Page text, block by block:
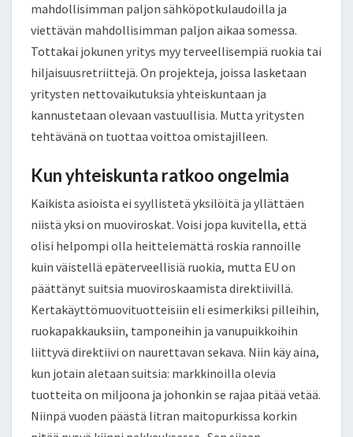
mahdollisimman paljon sähköpotkulaudoilla ja
viettävän mahdollisimman paljon aikaa somessa.
Tottakai jokunen yritys myy terveellisempiä ruokia tai
hiljaisuusretriittejä. On projekteja, joissa lasketaan
yritysten nettovaikutuksia yhteiskuntaan ja
kannustetaan olevaan vastuullisia. Mutta yritysten
tehtävänä on tuottaa voittoa omistajilleen.
Kun yhteiskunta ratkoo ongelmia
Kaikista asioista ei syyllistetä yksilöitä ja yllättäen
niistä yksi on muoviroskat. Voisi jopa kuvitella, että
olisi helpompi olla heittelemättä roskia rannoille
kuin väistellä epäterveellisiä ruokia, mutta EU on
päättänyt suitsia muoviroskaamista direktiivillä.
Kertakäyttömuovituotteisiin eli esimerkiksi pilleihin,
ruokapakkauksiin, tamponeihin ja vanupuikkoihin
liittyvä direktiivi on naurettavan sekava. Niin käy aina,
kun jotain aletaan suitsia: markkinoilla olevia
tuotteita on miljoona ja johonkin se rajaa pitää vetää.
Niinpä vuoden päästä litran maitopurkissa korkin